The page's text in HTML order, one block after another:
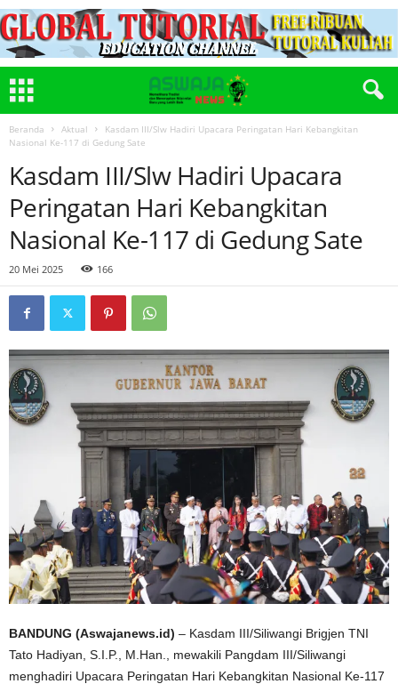
Beranda Aktual
Kasdam III/Slw Hadiri Upacara Peringatan Hari Kebangkitan
Nasional Ke-117 di Gedung Sate
Kasdam III/Slw Hadiri Upacara
Peringatan Hari Kebangkitan
Nasional Ke-117 di Gedung Sate
20 Mei 2025 166
BANDUNG (Aswajanews.id) – Kasdam III/Siliwangi Brigjen TNI
Tato Hadiyan, S.I.P., M.Han., mewakili Pangdam III/Siliwangi
menghadiri Upacara Peringatan Hari Kebangkitan Nasional Ke-117